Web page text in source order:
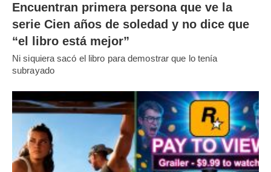
Encuentran primera persona que ve la
serie Cien años de soledad y no dice que
“el libro está mejor”
Ni siquiera sacó el libro para demostrar que lo tenía
subrayado